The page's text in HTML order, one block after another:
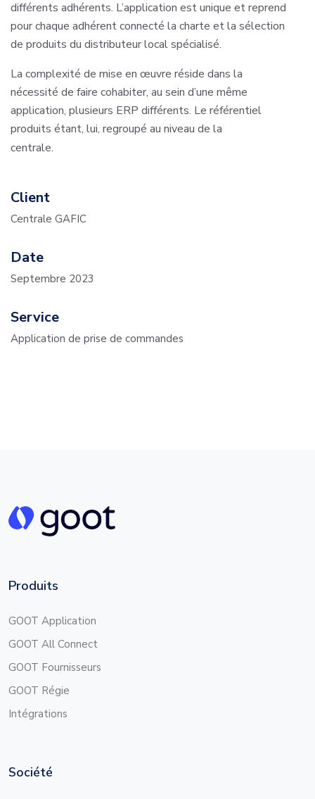
différents adhérents. L’application est unique et reprend
pour chaque adhérent connecté la charte et la sélection
de produits du distributeur local spécialisé.
La complexité de mise en œuvre réside dans la
nécessité de faire cohabiter, au sein d’une même
application, plusieurs ERP différents. Le référentiel
produits étant, lui, regroupé au niveau de la
centrale.
Client
Centrale GAFIC
Date
Septembre 2023
Service
Application de prise de commandes
Produits
GOOT Application
GOOT All Connect
GOOT Fournisseurs
GOOT Régie
Intégrations
Société